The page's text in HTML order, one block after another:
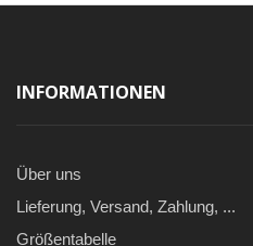
INFORMATIONEN
Über uns
Lieferung, Versand, Zahlung, ...
Größentabelle